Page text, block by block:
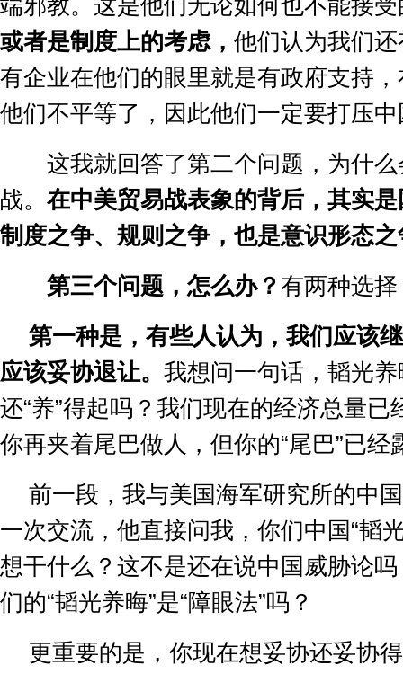
端邪教。这是他们无论如何也不能接
或者是制度上的考虑， 他们认为我们
有企业在他们的眼里就是有政府支持
他们不平等了，因此他们一定要打压
这我就回答了第二个问题，为什么
战。 在中美贸易战表象的背后，其实
制度之争、规则之争，也是意识形态
第三个问题，怎么办？ 有两种选择
第一种是，有些人认为，我们应该
应该妥协退让。 我想问一句话，韬光
还“养”得起吗？我们现在的经济总量已
你再夹着尾巴做人，但你的“尾巴”已经
前一段，我与美国海军研究所的中
一次交流，他直接问我，你们中国“韬
想干什么？这不是还在说中国威胁论
们的“韬光养晦”是“障眼法”吗？
更重要的是，你现在想妥协还妥协